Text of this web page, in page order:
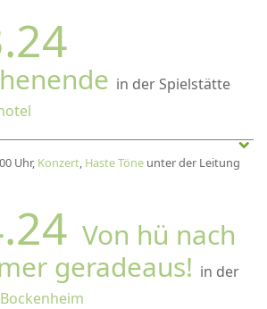
in der Spielstätte
Uhr, Konzert, Haste Töne unter der Leitung
Von hü nach
geradeaus! in der